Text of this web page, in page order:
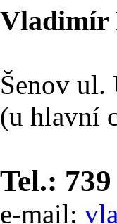
Vladimír
Šenov ul.
(u hlavní
Tel.:
e-mail: